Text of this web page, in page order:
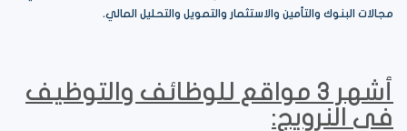
مجالات البنوك والتأمين والاستثمار والتمويل والتحليل المالي.
أشهر 3 مواقع للوظائف والتوظيف
في النرويج: